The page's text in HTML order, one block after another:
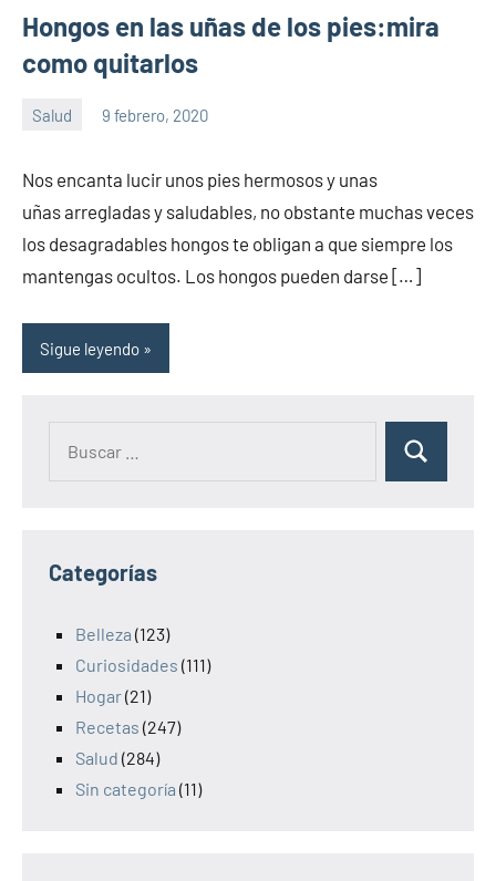
Hongos en las uñas de los pies:mira
como quitarlos
Salud 9 febrero, 2020
la
salud
comentarios
Nos encanta lucir unos pies hermosos y unas
uñas arregladas y saludables, no obstante muchas veces
los desagradables hongos te obligan a que siempre los
mantengas ocultos. Los hongos pueden darse […]
Sigue leyendo
Categorías
Belleza (123)
Curiosidades (111)
Hogar(21)
Recetas (247)
Salud (284)
Sin categoría (11)